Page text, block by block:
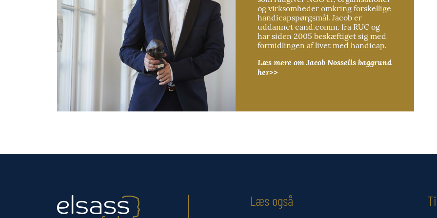
og virksomheder omkring forskellige
handicapspørgsmål. Jacob er
uddannet cand.comm. fra RUC og
har siden 2005 beskæftiget sig med
formidlingen af livet med handicap.
Læs mere om Jacob Nossells baggrund
her>>
Læs også